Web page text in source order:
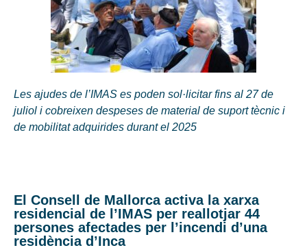
Les ajudes de l’IMAS es poden sol·licitar fins al 27 de
juliol i cobreixen despeses de material de suport tècnic i
de mobilitat adquirides durant el 2025
El Consell de Mallorca activa la xarxa
residencial de l’IMAS per reallotjar 44
persones afectades per l’incendi d’una
residència d’Inca